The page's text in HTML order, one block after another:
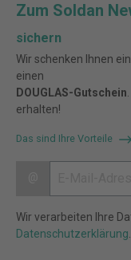
Zum Soldan
sichern
Wir schenken Ihnen
einen
DOUGLAS-Gutschein
erhalten!
Das sind Ihre Vorteile
Wir verarbeiten Ihre
Datenschutzerklärung